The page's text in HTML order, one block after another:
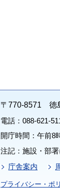
〒770-8571 徳
電話：088-621-
開庁時間：午前8
注記：施設・部
庁舎案内
プライバシー・ポ